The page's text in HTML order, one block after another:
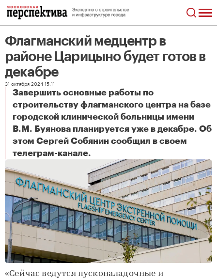
Флагманский медцентр в
районе Царицыно будет готов в
декабре
31 октября 2024 15:11
Завершить основные работы по
строительству флагманского центра на базе
городской клинической больницы имени
В.М. Буянова планируется уже в декабре. Об
этом Сергей Собянин сообщил в своем
телеграм-канале.
«Сейчас ведутся пусконаладочные и